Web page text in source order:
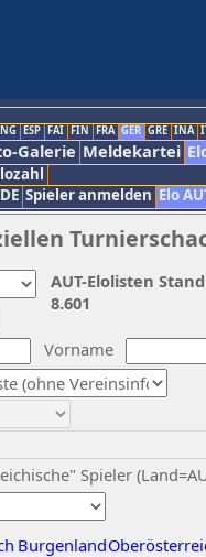
ESP FAI FIN FRA GER GRE INA
Galerie Meldekartei
Spieler anmelden Elo
Vorname
Spieler
Burgenland
AUT-Elolisten
8.601